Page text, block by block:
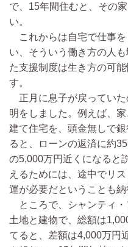
で、15年間住むと、その
い。
これからは自宅で仕事を
い、そういう働き方の人
た支援制度は生き方の可
す。
正月に息子が戻っていた
明をしました。例えば、
建て住宅を、頭金無しで
ると、ローンの返済に約
の5,000万円近くになると
えるためには、途中でリ
運が必要だということも納
ところで、シャンティ・
土地と建物で、総額は
てると、差額は4,000万円